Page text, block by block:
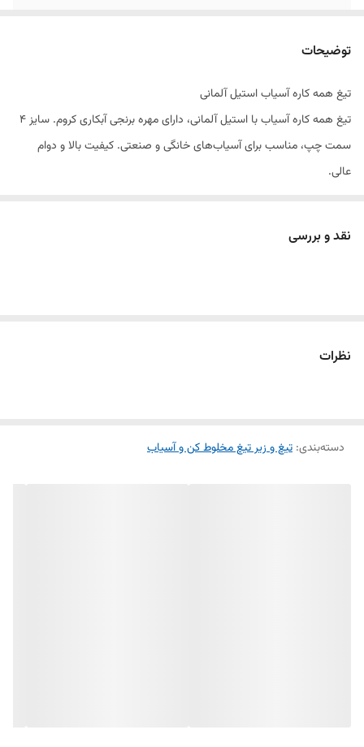
توضیحات
تیغ همه کاره آسیاب استیل آلمانی
تیغ همه کاره آسیاب با استیل آلمانی، دارای مهره برنجی آبکاری کروم. سایز ۴
سمت چپ، مناسب برای آسیاب‌های خانگی و صنعتی. کیفیت بالا و دوام
عالی.
نقد و بررسی
نظرات
دسته‌بندی: تیغ و زیر تیغ مخلوط کن و آسیاب